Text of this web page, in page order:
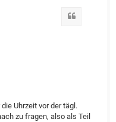
Uhrzeit vor der tägl.
zu fragen, also als Teil